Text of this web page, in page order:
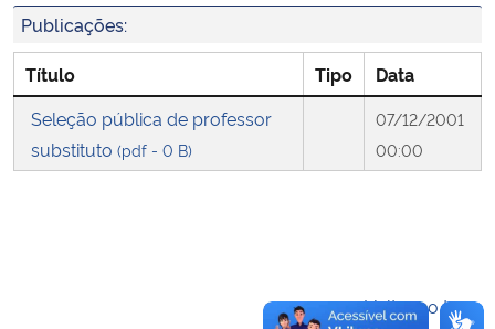
Ministério da Saúde
Ministério da Ciência, Tecnologia, Inovações e Comunicações
Publicações:
Título Tipo
Data
Seleção pública de professor
substituto (pdf - 0 B)
07/12/2001
00:00
Voltar ao topo